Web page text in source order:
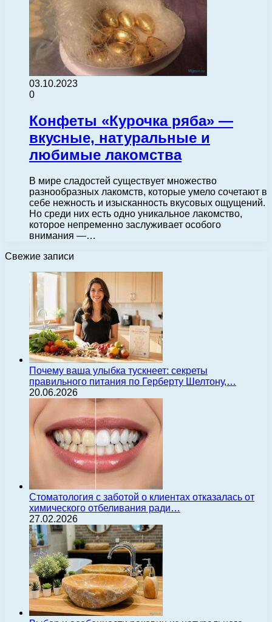
03.10.2023
0
Конфеты «Курочка ряба» —
вкусные, натуральные и
любимые лакомства
В мире сладостей существует множество
разнообразных лакомств, которые умело сочетают в
себе нежность и изысканность вкусовых ощущений.
Но среди них есть одно уникальное лакомство,
которое непременно заслуживает особого
внимания —…
Свежие записи
Почему ваша улыбка тускнеет: секреты
правильного питания по Герберту Шелтону,…
20.06.2026
Стоматология с заботой о клиентах отказалась от
химического отбеливания ради…
27.02.2026